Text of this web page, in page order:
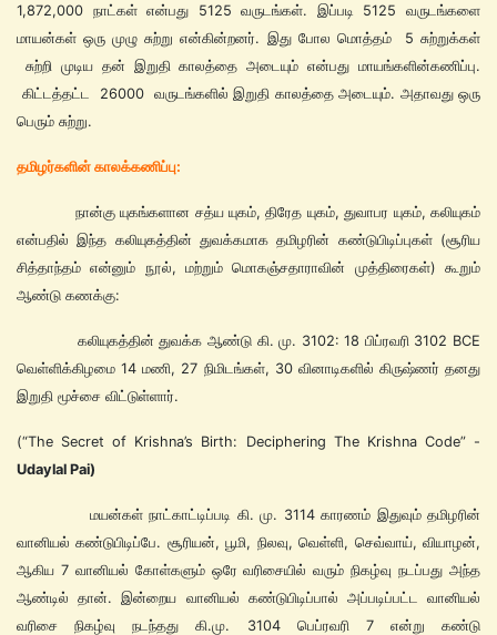
1,872,000 நாட்கள் என்பது 5125 வருடங்கள். இப்படி 5125 வருடங்களை
மாயன்கள் ஒரு முழு சுற்று என்கின்றனர். இது போல மொத்தம் 5 சுற்றுக்கள்
சுற்றி முடிய தன் இறுதி காலத்தை அடையும் என்பது மாயங்களின்கணிப்பு.
கிட்டத்தட்ட 26000 வருடங்களில் இறுதி காலத்தை அடையும். அதாவது ஒரு
பெரும் சுற்று.
தமிழர்களின் காலக்கணிப்பு:
நான்கு யுகங்களான சத்ய யுகம், திரேத யுகம், துவாபர யுகம், கலியுகம்
என்பதில் இந்த கலியுகத்தின் துவக்கமாக தமிழரின் கண்டுபிடிப்புகள் (சூரிய
சித்தாந்தம் என்னும் நூல், மற்றும் மொகஞ்சதாராவின் முத்திரைகள்) கூறும்
ஆண்டு கணக்கு:
கலியுகத்தின் துவக்க ஆண்டு கி. மு. 3102: 18 பிப்ரவரி 3102 BCE
வெள்ளிக்கிழமை 14 மணி, 27 நிமிடங்கள், 30 வினாடிகளில் கிருஷ்ணர் தனது
இறுதி மூச்சை விட்டுள்ளார்.
(“The Secret of Krishna’s Birth: Deciphering The Krishna Code” -
Udaylal Pai)
மயன்கள் நாட்காட்டிப்படி கி. மு. 3114 காரணம் இதுவும் தமிழரின்
வானியல் கண்டுபிடிப்பே. சூரியன், பூமி, நிலவு, வெள்ளி, செவ்வாய், வியாழன்,
ஆகிய 7 வானியல் கோள்களும் ஒரே வரிசையில் வரும் நிகழ்வு நடப்பது அந்த
ஆண்டில் தான். இன்றைய வானியல் கண்டுபிடிப்பால் அப்படிப்பட்ட வானியல்
வரிசை நிகழ்வு நடந்தது கி.மு. 3104 பெப்ரவரி 7 என்று கண்டு